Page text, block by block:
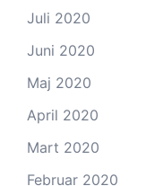
Juli 2020
Juni 2020
Maj 2020
April 2020
Mart 2020
Februar 2020